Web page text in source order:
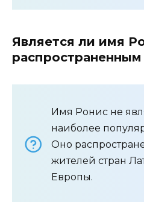
Является ли имя
Имя Ронис не
наиболее
Оно
жителей стран
Европы.